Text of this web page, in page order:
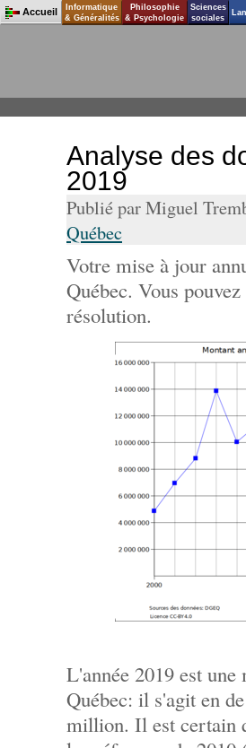
Analyse des
2019
Publié par Miguel
Québec
Votre mise à jour
Québec. Vous
résolution.
L'année 2019 est
Québec: il s'agit en
million. Il est certain
Accueil
Informatique
& Généralités
Philosophie
& Psychologie
Sciences
sociales